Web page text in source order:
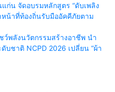
ก่น จัดอบรมหลักสูตร “ดับเพลิง
น้าที่ท้องถิ่นรับมืออัคคีภัยตาม
ว์พลังนวัตกรรมสร้างอาชีพ นำ
บชาติ NCPD 2026 เปลี่ยน “ผ้า